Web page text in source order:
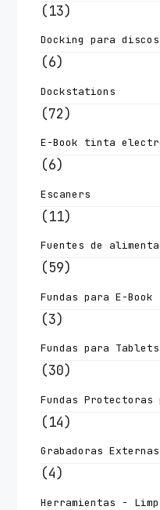
(13)
Docking para
(6)
Dockstations
(72)
E-Book tinta
(6)
Escaners
(11)
Fuentes de
(59)
Fundas para E-Book
(3)
Fundas para Tablets
(30)
Fundas Protectoras
(14)
Grabadoras Externas
(4)
Herramientas -